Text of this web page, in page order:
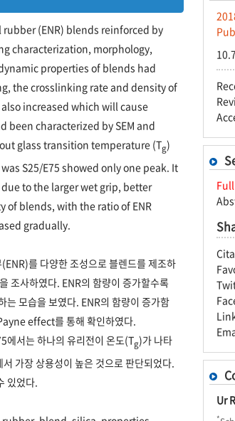
(ENR) blends reinforced by
characterization, morphology,
properties of blends had
the crosslinking rate and density of
increased which will cause
been characterized by SEM and
glass transition temperature (Tg)
S25/E75 showed only one peak. It
to the larger wet grip, better
of blends, with the ratio of ENR
gradually.
를 다양한 조성으로 블렌드를 제조하
조사하였다. ENR의 함량이 증가할수록
는 모습을 보였다. ENR의 함량이 증가함
effect를 통해 확인하였다.
에서는 하나의 유리전이 온도(Tg)가 나타
가장 상용성이 높은 것으로 판단되었다.
있었다.
Ur
*